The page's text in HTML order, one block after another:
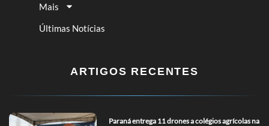
Mais
Últimas Notícias
ARTIGOS RECENTES
Paraná entrega 11 drones a colégios agrícolas na